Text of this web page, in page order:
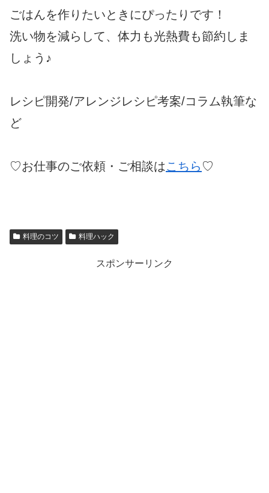
ごはんを作りたいときにぴったりです！
洗い物を減らして、体力も光熱費も節約しま
しょう♪
レシピ開発/アレンジレシピ考案/コラム執筆な
ど
♡お仕事のご依頼・ご相談はこちら ♡
料理のコツ 料理ハック
スポンサーリンク